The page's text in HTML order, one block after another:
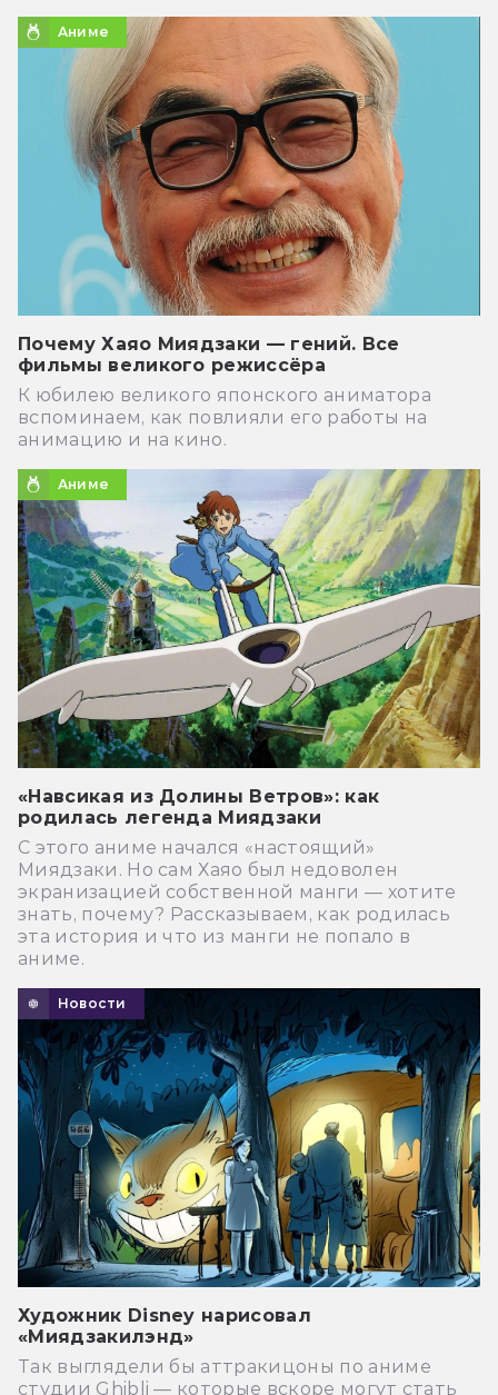
Аниме
Почему Хаяо Миядзаки — гений. Все
фильмы великого режиссёра
К юбилею великого японского аниматора
вспоминаем, как повлияли его работы на
анимацию и на кино.
Аниме
«Навсикая из Долины Ветров»: как
родилась легенда Миядзаки
С этого аниме начался «настоящий»
Миядзаки. Но сам Хаяо был недоволен
экранизацией собственной манги — хотите
знать, почему? Рассказываем, как родилась
эта история и что из манги не попало в
аниме.
Новости
Художник Disney нарисовал
«Миядзакилэнд»
Так выглядели бы аттракицоны по аниме
студии Ghibli — которые вскоре могут стать